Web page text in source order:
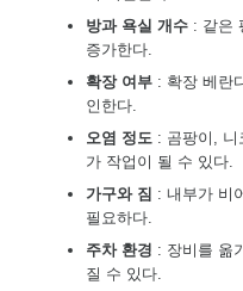
방과 욕실 개수 : 같은
증가한다.
확장 여부 : 확장 베란
인한다.
오염 정도 : 곰팡이, 니
가 작업이 될 수 있다.
가구와 짐 : 내부가 비
필요하다.
주차 환경 : 장비를 옮
질 수 있다.